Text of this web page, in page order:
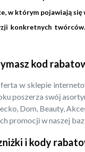
w którym pojawiają
konkretnych
kod
w sklepie
poszerza swój
Dom, Beauty,
promocji w naszej
i kody